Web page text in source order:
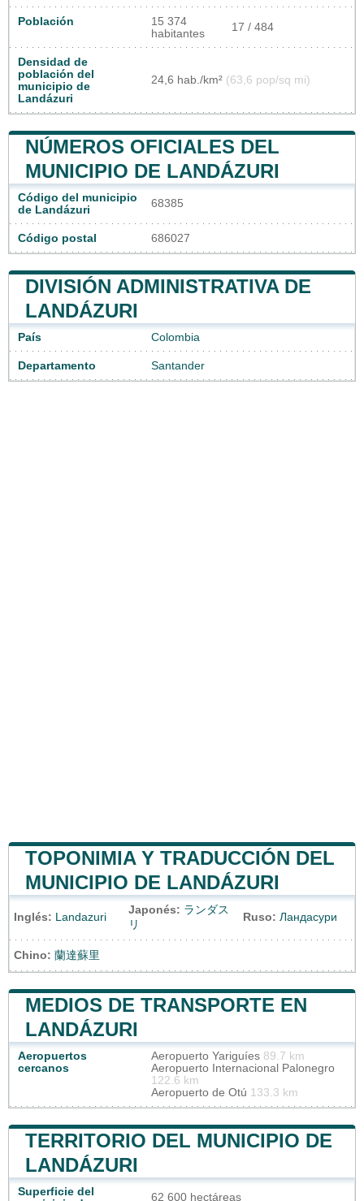
Población
15 374
habitantes
17 / 484
Densidad de
población del
municipio de
Landázuri
24,6 hab./km² (63,6 pop/sq mi)
NÚMEROS OFICIALES DEL
MUNICIPIO DE LANDÁZURI
Código del municipio
de Landázuri
68385
Código postal 686027
DIVISIÓN ADMINISTRATIVA DE
LANDÁZURI
País Colombia
Departamento Santander
TOPONIMIA Y TRADUCCIÓN DEL
MUNICIPIO DE LANDÁZURI
Inglés: Landazuri
Japonés: ランダス
リ
Ruso: Ландасури
Chino: 蘭達蘇里
MEDIOS DE TRANSPORTE EN
LANDÁZURI
Aeropuertos
cercanos
Aeropuerto Yariguíes 89.7 km
Aeropuerto Internacional Palonegro
122.6 km
Aeropuerto de Otú 133.3 km
TERRITORIO DEL MUNICIPIO DE
LANDÁZURI
Superficie del
62 600 hectáreas